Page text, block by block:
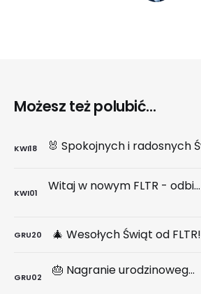
Możesz też polubić...
KWI18
KWI01 Witaj w nowym FLTR - odbierz dostęp do platformy BIG DATA
GRU20 🎄 Wesołych Świąt od FLTR!
GRU02 🎂 Nagranie urodzinowego webinar 2024.XI.28 - rozwój FLTR, nasze projekty, konkurs z nagrodami